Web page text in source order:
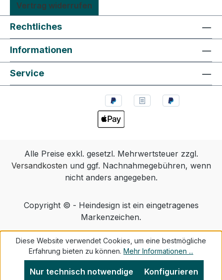
Vertrag widerrufen
Rechtliches
Informationen
Service
Alle Preise exkl. gesetzl. Mehrwertsteuer zzgl.
Versandkosten und ggf. Nachnahmegebühren, wenn
nicht anders angegeben.
Copyright © - Heindesign ist ein eingetragenes
Markenzeichen.
Diese Website verwendet Cookies, um eine bestmögliche
Erfahrung bieten zu können. Mehr Informationen ...
Nur technisch notwendige Konfigurieren